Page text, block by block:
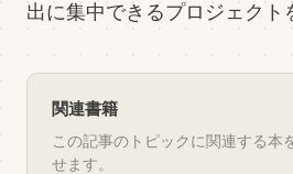
出に集中できるプロジェクト
関連書籍
この記事のトピックに関連する本
せます。